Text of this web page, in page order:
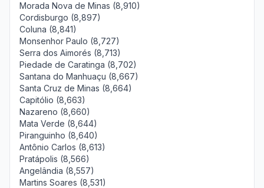
Morada Nova de Minas (8,910)
Cordisburgo (8,897)
Coluna (8,841)
Monsenhor Paulo (8,727)
Serra dos Aimorés (8,713)
Piedade de Caratinga (8,702)
Santana do Manhuaçu (8,667)
Santa Cruz de Minas (8,664)
Capitólio (8,663)
Nazareno (8,660)
Mata Verde (8,644)
Piranguinho (8,640)
Antônio Carlos (8,613)
Pratápolis (8,566)
Angelândia (8,557)
Martins Soares (8,531)